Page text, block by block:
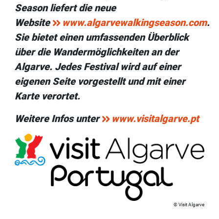
Season liefert die neue
Website
www.algarvewalkingseason.com.
Sie bietet einen umfassenden Überblick
über die Wandermöglichkeiten an der
Algarve. Jedes Festival wird auf einer
eigenen Seite vorgestellt und mit einer
Karte verortet.
Weitere Infos unter
www.visitalgarve.pt
Visit Algarve